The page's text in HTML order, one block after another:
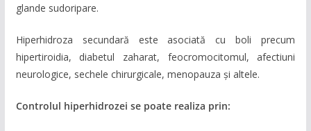
glande sudoripare.
Hiperhidroza secundară este asociată cu boli precum
hipertiroidia, diabetul zaharat, feocromocitomul, afectiuni
neurologice, sechele chirurgicale, menopauza și altele.
Controlul hiperhidrozei se poate realiza prin: